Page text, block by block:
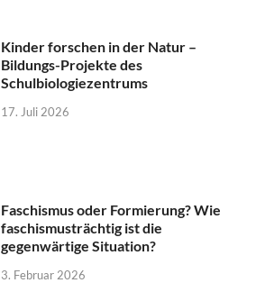
Kinder forschen in der Natur –
Bildungs-Projekte des
Schulbiologiezentrums
17. Juli 2026
Faschismus oder Formierung? Wie
faschismusträchtig ist die
gegenwärtige Situation?
3. Februar 2026